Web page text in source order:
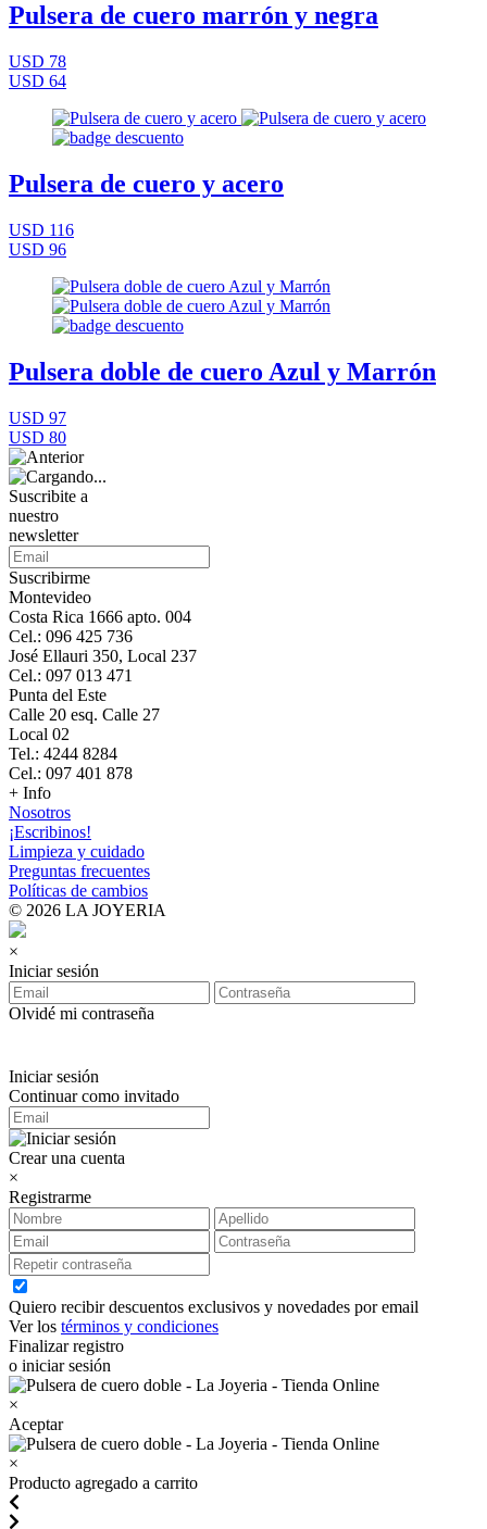
Pulsera de cuero marrón y negra
USD 78
USD 64
Pulsera de cuero y acero
USD 116
USD 96
Pulsera doble de cuero Azul y Marrón
USD 97
USD 80
Suscribite a
nuestro
newsletter
Suscribirme
Montevideo
Costa Rica 1666 apto. 004
Cel.: 096 425 736
José Ellauri 350, Local 237
Cel.: 097 013 471
Punta del Este
Calle 20 esq. Calle 27
Local 02
Tel.: 4244 8284
Cel.: 097 401 878
+ Info
Nosotros
¡Escribinos!
Limpieza y cuidado
Preguntas frecuentes
Políticas de cambios
© 2026 LA JOYERIA
×
Iniciar sesión
Olvidé mi contraseña
Iniciar sesión
Continuar como invitado
Crear una cuenta
×
Registrarme
Quiero recibir descuentos exclusivos y novedades por email
Ver los términos y condiciones
Finalizar registro
o iniciar sesión
×
Aceptar
×
Producto agregado a carrito